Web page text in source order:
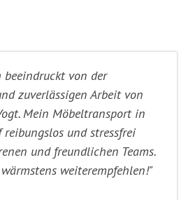
von der
zuverlässigen Arbeit von
Mein Möbeltransport in
und stressfrei
und freundlichen Teams.
weiterempfehlen!"